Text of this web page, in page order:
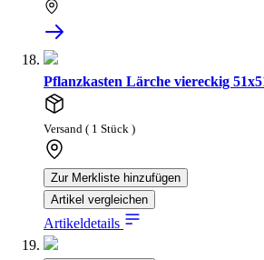
Pflanzkasten Lärche viereckig
Versand ( 1 Stück )
Zur Merkliste hinzufügen
Artikel vergleichen
Artikeldetails